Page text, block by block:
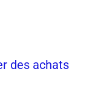
des achats